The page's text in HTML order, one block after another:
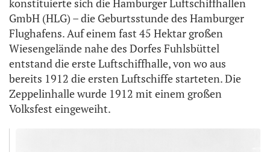
GmbH (HLG) – die Geburtsstunde des Hamburger
Flughafens. Auf einem fast 45 Hektar großen
Wiesengelände nahe des Dorfes Fuhlsbüttel
entstand die erste Luftschiffhalle, von wo aus
bereits 1912 die ersten Luftschiffe starteten. Die
Zeppelinhalle wurde 1912 mit einem großen
Volksfest eingeweiht.